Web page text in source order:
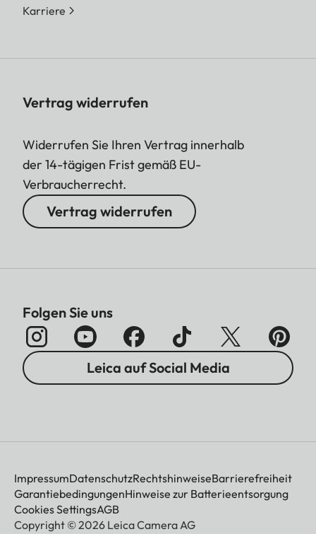
Karriere
Vertrag widerrufen
Widerrufen Sie Ihren Vertrag innerhalb
der 14-tägigen Frist gemäß EU-
Verbraucherrecht.
Vertrag widerrufen
Folgen Sie uns
Leica auf Social Media
ImpressumDatenschutzRechtshinweiseBarrierefreiheit
GarantiebedingungenHinweise zur Batterieentsorgung
Cookies SettingsAGB
Copyright © 2026 Leica Camera AG